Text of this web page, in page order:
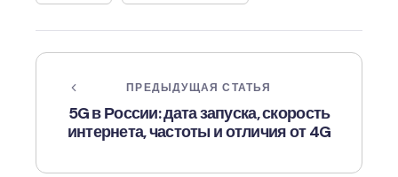
ПРЕДЫДУЩАЯ СТАТЬЯ
5G в России: дата запуска, скорость
интернета, частоты и отличия от 4G